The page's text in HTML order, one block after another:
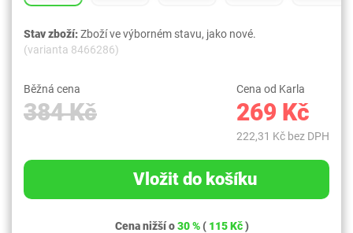
Stav zboží:Zboží ve výborném stavu, jako nové.
(varianta 8466286)
Běžná cena
384 Kč
Cena od Karla
269 Kč
222,31 Kč bez DPH
Vložit do košíku
Cena nižší o30 %(115 Kč)